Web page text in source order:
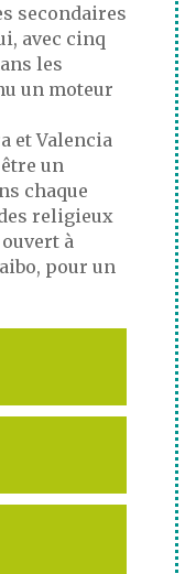
secondaires
avec cinq
les
un moteur
et Valencia
un
chaque
religieux
à
pour un
Y
